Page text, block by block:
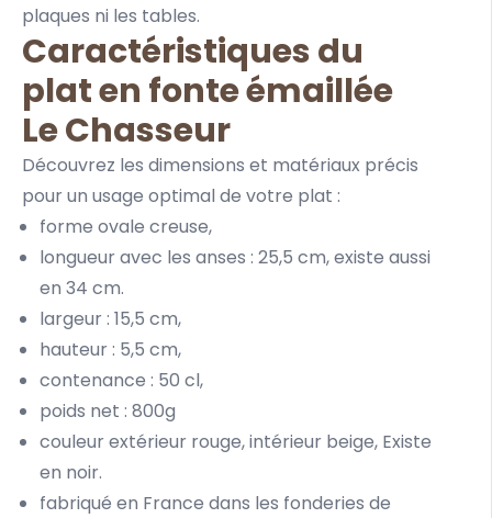
plaques ni les tables.
Caractéristiques du
plat en fonte émaillée
Le Chasseur
Découvrez les dimensions et matériaux précis
pour un usage optimal de votre plat :
forme ovale creuse,
longueur avec les anses : 25,5 cm,existe aussi
en 34 cm.
largeur : 15,5 cm,
hauteur : 5,5 cm,
contenance : 50 cl,
poids net : 800g
couleur extérieur rouge, intérieur beige, Existe
en noir.
fabriqué en France dans les fonderies de